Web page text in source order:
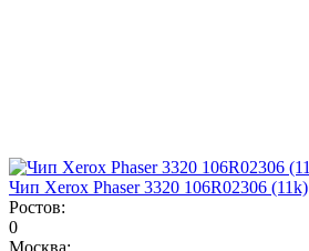
Чип Xerox Phaser 3320 106R02306 (11k)
Ростов:
0
Москва: